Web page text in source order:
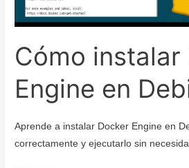
Cómo instalar
Engine en
Aprende a instalar Docker Engine en
correctamente y ejecutarlo sin